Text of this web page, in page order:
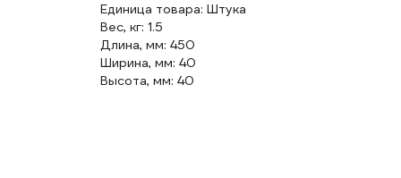
Единица товара: Штука
Вес, кг: 1.5
Длина, мм: 450
Ширина, мм: 40
Высота, мм: 40